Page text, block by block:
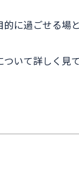
に過ごせる場
いて詳しく見